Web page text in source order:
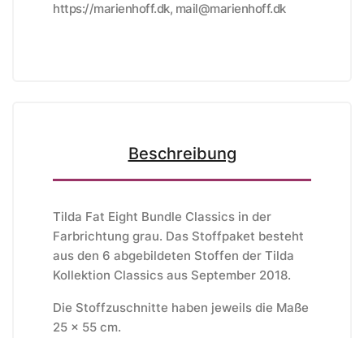
https://marienhoff.dk, mail@marienhoff.dk
Beschreibung
Tilda Fat Eight Bundle Classics in der
Farbrichtung grau. Das Stoffpaket besteht
aus den 6 abgebildeten Stoffen der Tilda
Kollektion Classics aus September 2018.
Die Stoffzuschnitte haben jeweils die Maße
25 x 55 cm.